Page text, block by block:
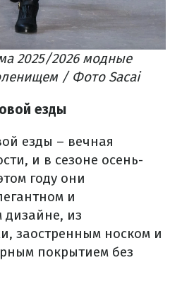
2025/2026 модные
/ Фото Sacai
езды
езды – вечная
и в сезоне осень-
году они
и
из
заостренным носком и
покрытием без